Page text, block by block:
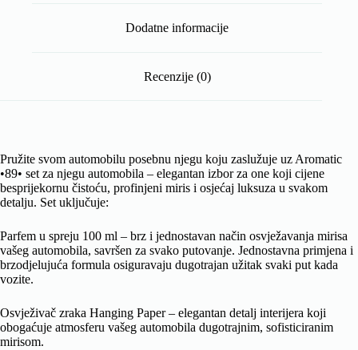
Dodatne informacije
Recenzije (0)
Pružite svom automobilu posebnu njegu koju zaslužuje uz Aromatic
•89• set za njegu automobila – elegantan izbor za one koji cijene
besprijekornu čistoću, profinjeni miris i osjećaj luksuza u svakom
detalju. Set uključuje:
Parfem u spreju 100 ml – brz i jednostavan način osvježavanja mirisa
vašeg automobila, savršen za svako putovanje. Jednostavna primjena i
brzodjelujuća formula osiguravaju dugotrajan užitak svaki put kada
vozite.
Osvježivač zraka Hanging Paper – elegantan detalj interijera koji
obogaćuje atmosferu vašeg automobila dugotrajnim, sofisticiranim
mirisom.